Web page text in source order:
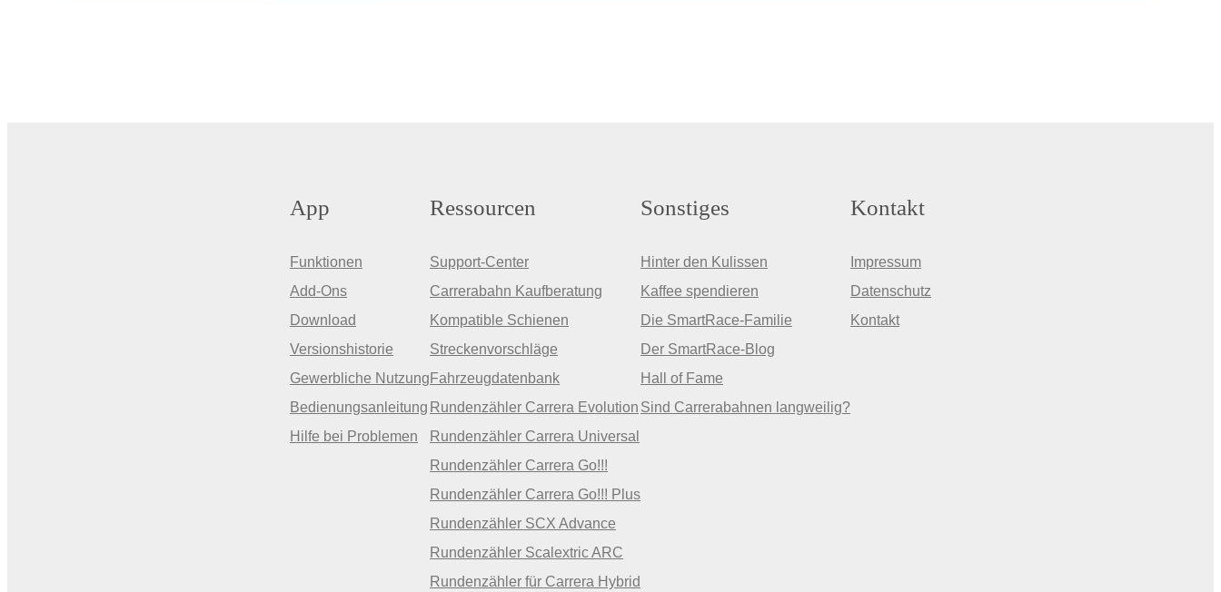
App
Funktionen
Add-Ons
Download
Versionshistorie
Gewerbliche Nutzung
Bedienungsanleitung
Hilfe bei Problemen
Ressourcen
Support-Center
Carrerabahn Kaufberatung
Kompatible Schienen
Streckenvorschläge
Fahrzeugdatenbank
Rundenzähler Carrera Evolution
Rundenzähler Carrera Universal
Rundenzähler Carrera Go!!!
Rundenzähler Carrera Go!!! Plus
Rundenzähler SCX Advance
Rundenzähler Scalextric ARC
Rundenzähler für Carrera Hybrid
Sonstiges
Hinter den Kulissen
Kaffee spendieren
Die SmartRace-Familie
Der SmartRace-Blog
Hall of Fame
Sind Carrerabahnen langweilig?
Kontakt
Impressum
Datenschutz
Kontakt